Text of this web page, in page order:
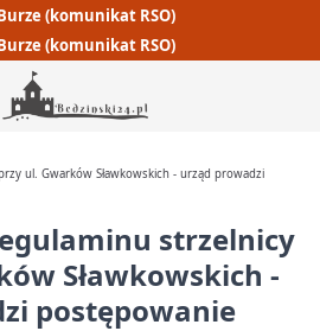
(komunikat RSO)
(komunikat RSO)
ul. Gwarków Sławkowskich - urząd prowadzi
strzelnicy
Sławkowskich -
postępowanie